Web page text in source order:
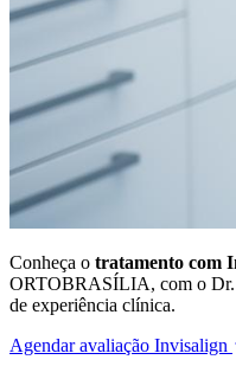
Conheça o tratamento com
ORTOBRASÍLIA, com o Dr.
de experiência clínica.
Agendar avaliação Invisalign